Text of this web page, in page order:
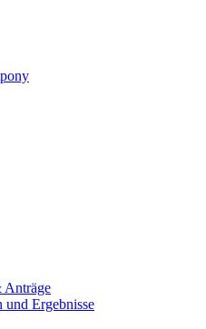
Anträge
und Ergebnisse